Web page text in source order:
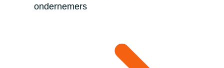
ondernemers